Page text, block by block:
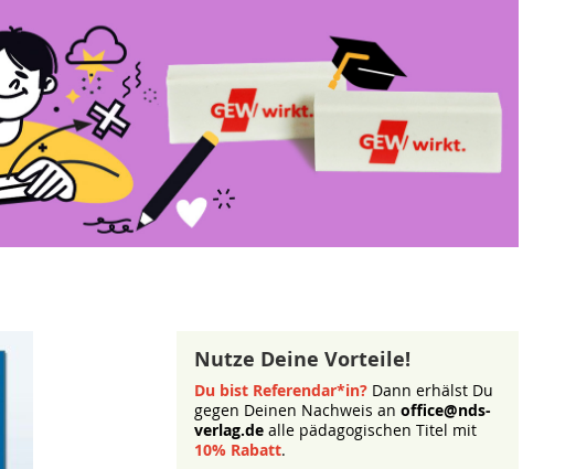
Nutze Deine Vorteile!
Du bist Referendar*in? Dann erhälst Du
gegen Deinen Nachweis an office@nds-
verlag.de alle pädagogischen Titel mit
10% Rabatt.